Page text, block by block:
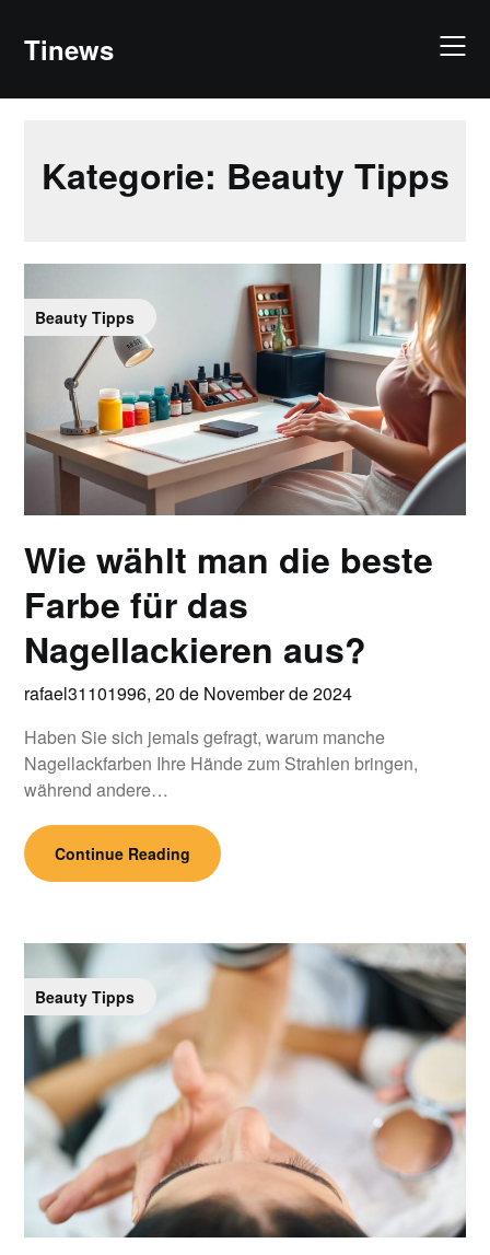
contentTinews
Kategorie: Beauty Tipps
Beauty Tipps
Wie wählt man die beste
Farbe für das
Nagellackieren aus?
rafael31101996,20 de November de 2024
Haben Sie sich jemals gefragt, warum manche
Nagellackfarben Ihre Hände zum Strahlen bringen,
während andere…
Continue Reading
Beauty Tipps